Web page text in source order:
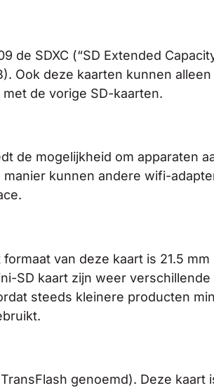
SDXC (“SD Extended
Ook deze kaarten kunnen
de vorige SD-kaarten.
de mogelijkheid om apparaten
kunnen andere wifi-
van deze kaart is 21.5
SD kaart zijn weer
steeds kleinere producten
genoemd). Deze kaart